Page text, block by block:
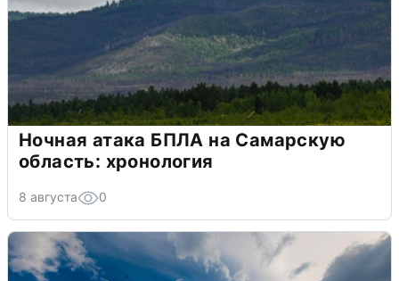
Ночная атака БПЛА на Самарскую
область: хронология
8 августа 0